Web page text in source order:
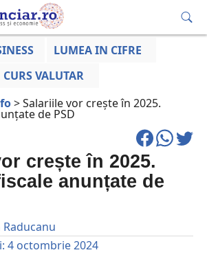
LUMEA IN CIFRE
CURS VALUTAR
>Salariile vor crește în 2025.
de PSD
crește în 2025.
anunțate de
4 octombrie 2024